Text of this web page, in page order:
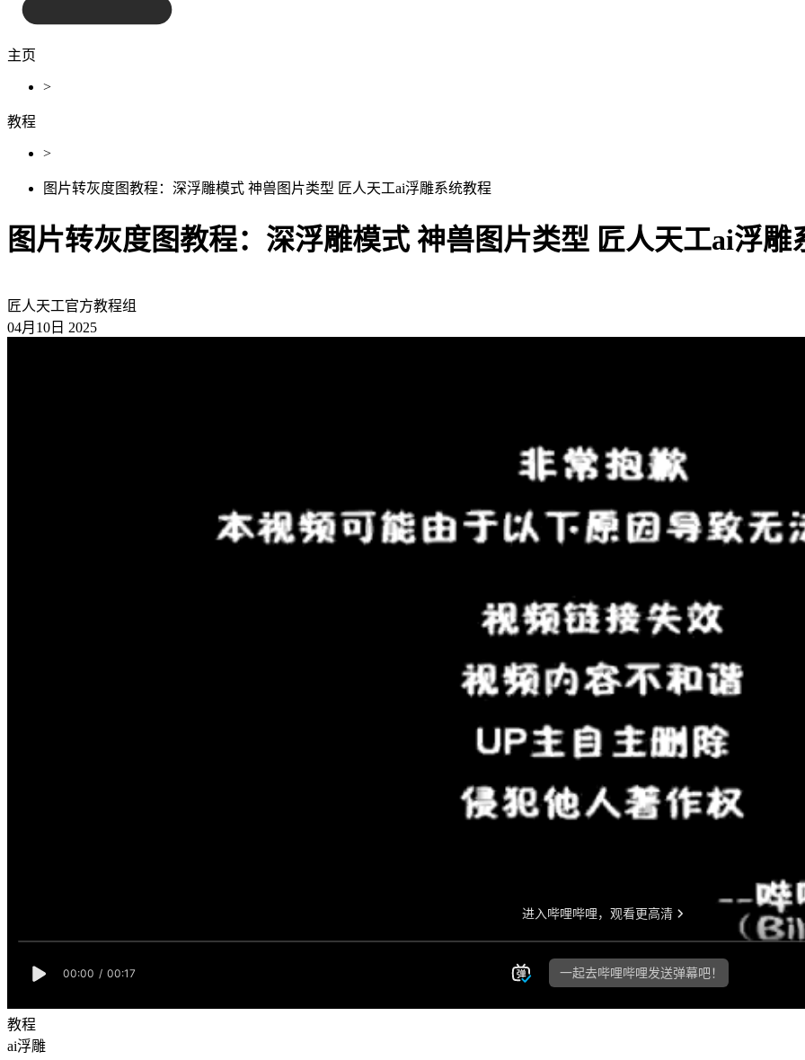
主页
>
教程
>
图片转灰度图教程：深浮雕模式 神兽图片类型 匠人天工ai浮雕系统教程
图片转灰度图教程：深浮雕模式 神兽图片类型 匠人天工ai浮雕
匠人天工官方教程组
04月10日 2025
教程
ai浮雕